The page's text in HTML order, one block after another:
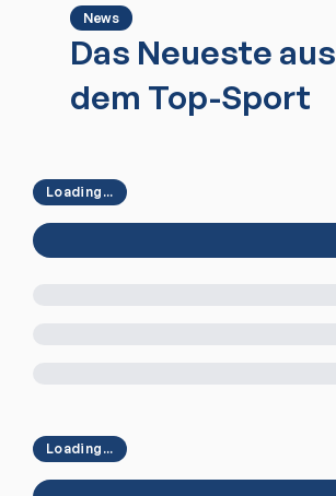
News
Das Neueste aus
dem Top-Sport
Loading...
Loading...